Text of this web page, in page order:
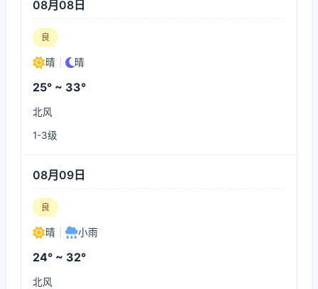
08月08日
良
晴 晴
25° ~ 33°
北风
1-3级
08月09日
良
晴 小雨
24° ~ 32°
北风